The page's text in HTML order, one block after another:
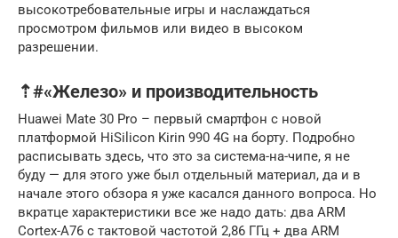
высокотребовательные игры и наслаждаться
просмотром фильмов или видео в высоком
разрешении.
⇡#«Железо» и производительность
Huawei Mate 30 Pro – первый смартфон с новой
платформой HiSilicon Kirin 990 4G на борту. Подробно
расписывать здесь, что это за система-на-чипе, я не
буду — для этого уже был отдельный материал, да и в
начале этого обзора я уже касался данного вопроса. Но
вкратце характеристики все же надо дать: два ARM
Cortex-A76 с тактовой частотой 2,86 ГГц + два ARM